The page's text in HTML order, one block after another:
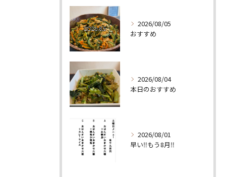
2026/08/05
おすすめ
2026/08/04
本日のおすすめ
2026/08/01
早い‼️もう8月‼️